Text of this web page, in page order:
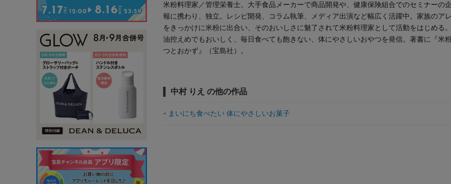
米粉料理家／管理栄養士。大手食品メーカーで商品開発や、健康保険組合でのセミナーの
報に携わり、独立。レシピ開発、コラム執筆、メディア出演など幅広く活躍中。家族のア
をきっかけに米粉に出合い、そのおいしさに魅了されて米粉料理家として活動をはじめる
油控えめでもおいしく、毎日食べても飽きない、体にやさしいおやつを発信。著書に『米
つとおかず』（宝島社）。
中村 りえ の他の作品
まいにち食べたい 体にやさしいお菓子